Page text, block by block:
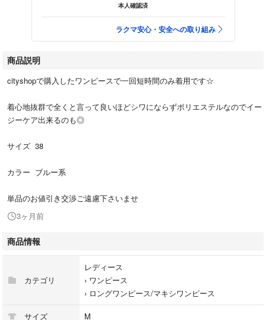
本人確認済
ラクマ安心・安全への取り組み
商品説明
cityshopで購入したワンピースで一回短時間のみ着用です☆
着心地抜群で全くと言って良いほどシワにならずポリエステルなのでイー
ジーケア出来るのも◎
サイズ 38
カラー ブルー系
単品のお値引き交渉ご遠慮下さいませ
3ヶ月前
商品情報
カテゴリ
レディース
› ワンピース
› ロングワンピース/マキシワンピース
サイズ M